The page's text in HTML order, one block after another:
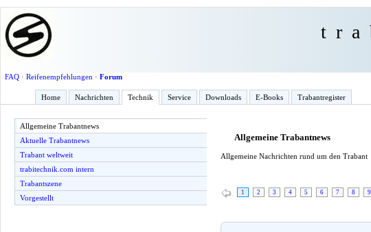
FAQ· Reifenempfehlungen · Forum
Home Nachrichten Technik Service Downloads E-Books Trabantregister
Allgemeine Trabantnews
Aktuelle Trabantnews
Trabant weltweit
trabitechnik.com intern
Trabantszene
Vorgestellt
Allgemeine Trabantnews
Allgemeine Nachrichten rund um den Trabant
1 2 3 4 5 6 7 8 9